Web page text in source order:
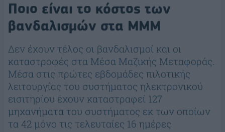
Ποιο είναι το κόστος των
βανδαλισμών στα ΜΜΜ
Δεν έχουν τέλος οι βανδαλισμοί και οι
καταστροφές στα Μέσα Μαζικής Μεταφοράς.
Μέσα στις πρώτες εβδομάδες πιλοτικής
λειτουργίας του συστήματος ηλεκτρονικού
εισιτηρίου έχουν καταστραφεί 127
μηχανήματα του συστήματος εκ των οποίων
τα 42 μόνο τις τελευταίες 16 ημέρες